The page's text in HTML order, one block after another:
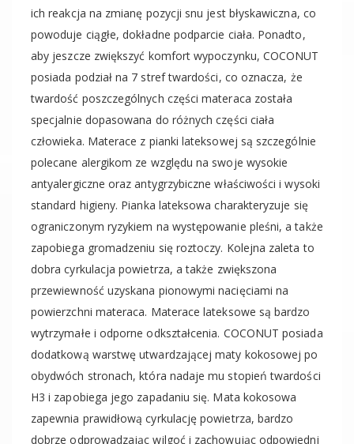
ich reakcja na zmianę pozycji snu jest błyskawiczna, co
powoduje ciągłe, dokładne podparcie ciała. Ponadto,
aby jeszcze zwiększyć komfort wypoczynku, COCONUT
posiada podział na 7 stref twardości, co oznacza, że
twardość poszczególnych części materaca została
specjalnie dopasowana do różnych części ciała
człowieka. Materace z pianki lateksowej są szczególnie
polecane alergikom ze względu na swoje wysokie
antyalergiczne oraz antygrzybiczne właściwości i wysoki
standard higieny. Pianka lateksowa charakteryzuje się
ograniczonym ryzykiem na występowanie pleśni, a także
zapobiega gromadzeniu się roztoczy. Kolejna zaleta to
dobra cyrkulacja powietrza, a także zwiększona
przewiewność uzyskana pionowymi nacięciami na
powierzchni materaca. Materace lateksowe są bardzo
wytrzymałe i odporne odkształcenia. COCONUT posiada
dodatkową warstwę utwardzającej maty kokosowej po
obydwóch stronach, która nadaje mu stopień twardości
H3 i zapobiega jego zapadaniu się. Mata kokosowa
zapewnia prawidłową cyrkulację powietrza, bardzo
dobrze odprowadzając wilgoć i zachowując odpowiedni